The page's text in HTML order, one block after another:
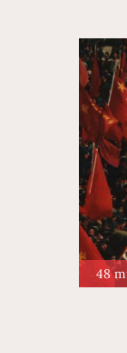
48